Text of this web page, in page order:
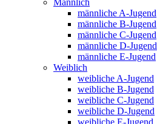
Männlich
männliche A-Jugend
männliche B-Jugend
männliche C-Jugend
männliche D-Jugend
männliche E-Jugend
Weiblich
weibliche A-Jugend
weibliche B-Jugend
weibliche C-Jugend
weibliche D-Jugend
weibliche E-Jugend